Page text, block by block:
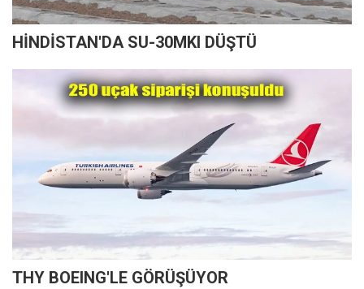
HİNDİSTAN'DA SU-30MKI DÜŞTÜ
THY BOEING'LE GÖRÜŞÜYOR